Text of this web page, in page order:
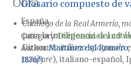
Catálogo de la Real Armería,
para la inteligencia del
Dizionario italiano-spagnuolo
izzapare), italiano-español,
Glosario compuesto de
España
Category:Dictionaries and
Author Martínez del Romero,
1876?)